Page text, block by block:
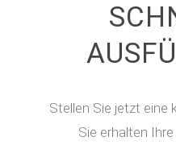
Stellen Sie jetzt eine
Sie erhalten